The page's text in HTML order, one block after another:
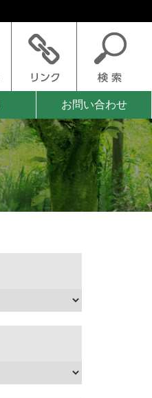
お問い合わせ